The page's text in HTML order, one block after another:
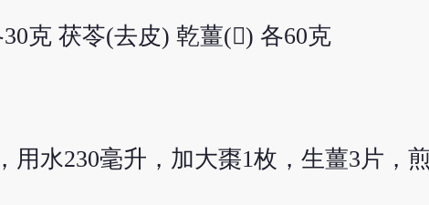
克 茯苓(去皮) 乾薑() 各60克
用水230毫升，加大棗1枚，生薑3片，